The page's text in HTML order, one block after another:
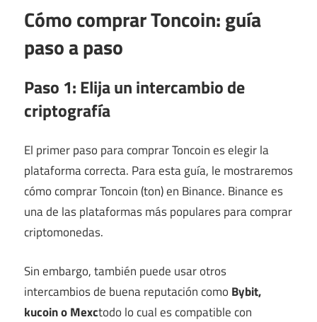
Cómo comprar Toncoin: guía
paso a paso
Paso 1: Elija un intercambio de
criptografía
El primer paso para comprar Toncoin es elegir la
plataforma correcta. Para esta guía, le mostraremos
cómo comprar Toncoin (ton) en Binance. Binance es
una de las plataformas más populares para comprar
criptomonedas.
Sin embargo, también puede usar otros
intercambios de buena reputación como Bybit,
kucoin oMexctodo lo cual es compatible con